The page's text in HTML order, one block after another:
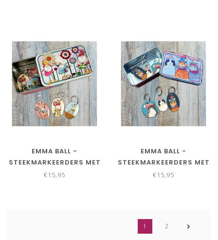
EMMA BALL -
STEEKMARKEERDERS MET
RING - BREIENDE
€15,95
EMMA BALL -
STEEKMARKEERDERS MET
RING - KATJES MET MUTS
€15,95
1 2